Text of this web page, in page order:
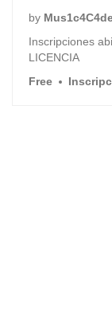
by
Inscripciones
LICENCIA
Free